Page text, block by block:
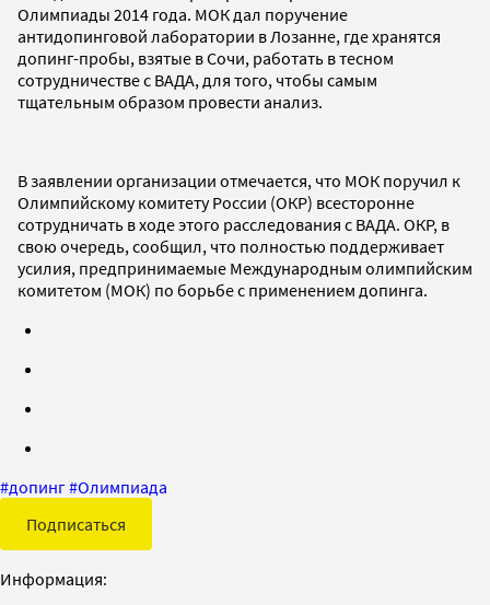
Олимпиады 2014 года. МОК дал поручение
антидопинговой лаборатории в Лозанне, где хранятся
допинг-пробы, взятые в Сочи, работать в тесном
сотрудничестве с ВАДА, для того, чтобы самым
тщательным образом провести анализ.
В заявлении организации отмечается, что МОК поручил к
Олимпийскому комитету России (ОКР) всесторонне
сотрудничать в ходе этого расследования с ВАДА. ОКР, в
свою очередь, сообщил, что полностью поддерживает
усилия, предпринимаемые Международным олимпийским
комитетом (МОК) по борьбе с применением допинга.
#допинг#Олимпиада
Подписаться
Информация: